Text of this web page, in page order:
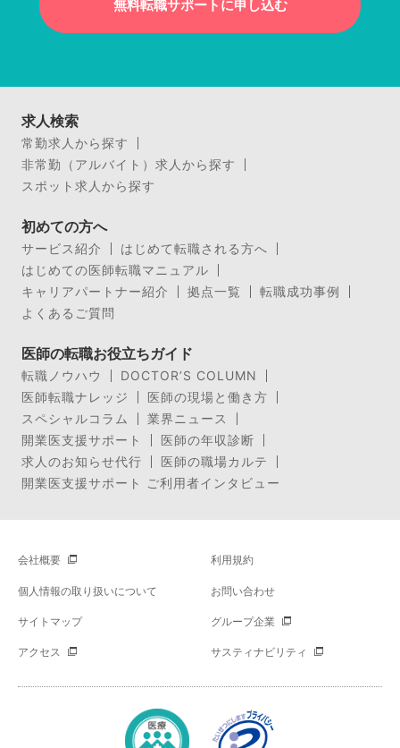
無料転職サポートに申し込む
求人検索
常勤求人から探す
非常勤（アルバイト）求人から探す
スポット求人から探す
初めての方へ
サービス紹介
はじめて転職される方へ
はじめての医師転職マニュアル
キャリアパートナー紹介
拠点一覧
転職成功事例
よくあるご質問
医師の転職お役立ちガイド
転職ノウハウ
DOCTOR’S COLUMN
医師転職ナレッジ
医師の現場と働き方
スペシャルコラム
業界ニュース
開業医支援サポート
医師の年収診断
求人のお知らせ代行
医師の職場カルテ
開業医支援サポート ご利用者インタビュー
会社概要 利用規約
個人情報の取り扱いについて お問い合わせ
サイトマップ グループ企業
アクセス サスティナビリティ